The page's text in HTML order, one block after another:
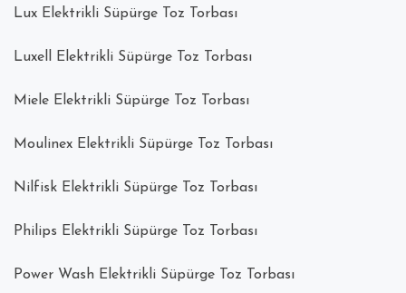
Lux Elektrikli Süpürge Toz Torbası
Luxell Elektrikli Süpürge Toz Torbası
Miele Elektrikli Süpürge Toz Torbası
Moulinex Elektrikli Süpürge Toz Torbası
Nilfisk Elektrikli Süpürge Toz Torbası
Philips Elektrikli Süpürge Toz Torbası
Power Wash Elektrikli Süpürge Toz Torbası